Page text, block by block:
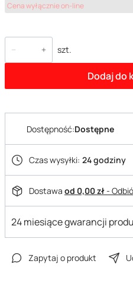
Cena wyłącznie on-line
szt.
Dodaj do
Dostępność:Dostępne
Czas wysyłki: 24 godziny
Dostawa od 0,00 zł-
24 miesiące gwarancji
Zapytaj o produkt